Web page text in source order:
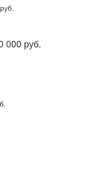
000 руб.